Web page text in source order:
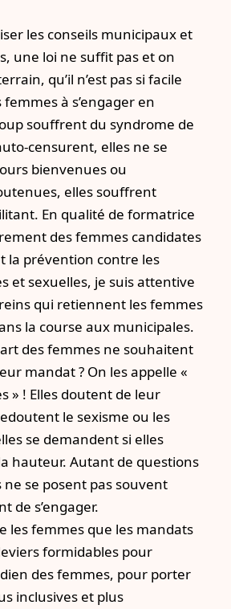
les conseils municipaux et
une loi ne suffit pas et on
qu’il n’est pas si facile
femmes à s’engager en
souffrent du syndrome de
censurent, elles ne se
bienvenues ou
elles souffrent
En qualité de formatrice
des femmes candidates
la prévention contre les
et sexuelles, je suis attentive
qui retiennent les femmes
la course aux municipales.
des femmes ne souhaitent
mandat ? On les appelle «
» ! Elles doutent de leur
le sexisme ou les
se demandent si elles
hauteur. Autant de questions
se posent pas souvent
de s’engager.
les femmes que les mandats
formidables pour
des femmes, pour porter
inclusives et plus